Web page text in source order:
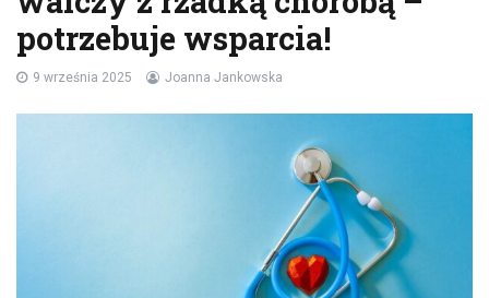
potrzebuje wsparcia!
9 września 2025 Joanna Jankowska